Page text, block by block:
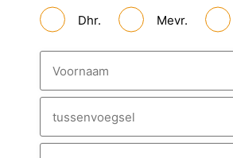
A
a
n
h
Dhr. Mevr.
N
a
m
V
o
T